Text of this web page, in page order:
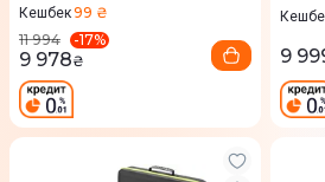
Кешбек99 ₴
11 994
-17%
9 978₴ 9